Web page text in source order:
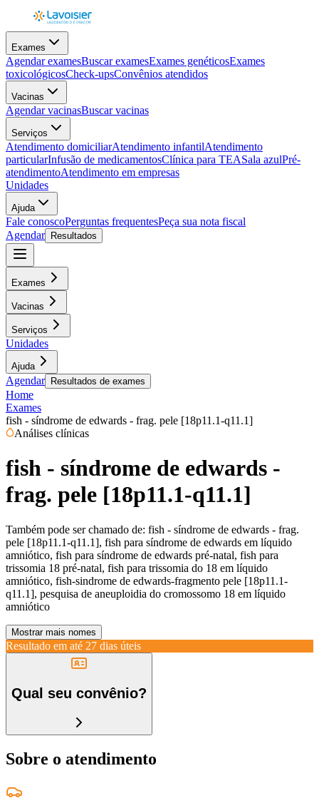
Exames
Agendar examesBuscar examesExames genéticosExames
toxicológicosCheck-upsConvênios atendidos
Vacinas
Agendar vacinasBuscar vacinas
Serviços
Atendimento domiciliarAtendimento infantilAtendimento
particularInfusão de medicamentosClínica para TEASala azulPré-
atendimentoAtendimento em empresas
Unidades
Ajuda
Fale conoscoPerguntas frequentesPeça sua nota fiscal
Agendar
Resultados
Exames
Vacinas
Serviços
Unidades
Ajuda
Agendar Resultados de exames
Home
Exames
fish - síndrome de edwards - frag. pele [18p11.1-q11.1]
Análises clínicas
fish - síndrome de edwards -
frag. pele [18p11.1-q11.1]
Também pode ser chamado de: fish - síndrome de edwards - frag.
pele [18p11.1-q11.1], fish para síndrome de edwards em líquido
amniótico, fish para síndrome de edwards pré-natal, fish para
trissomia 18 pré-natal, fish para trissomia do 18 em líquido
amniótico, fish-sindrome de edwards-fragmento pele [18p11.1-
q11.1], pesquisa de aneuploidia do cromossomo 18 em líquido
amniótico
Mostrar mais nomes
Resultado em até 27 dias úteis
Qual seu convênio?
Sobre o atendimento